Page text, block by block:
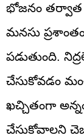
భోజనం తర్వాత
మనసు
పడుతుంది.
చేసుకోవడం
ఖచ్చితంగా
చేసుకోవాలని